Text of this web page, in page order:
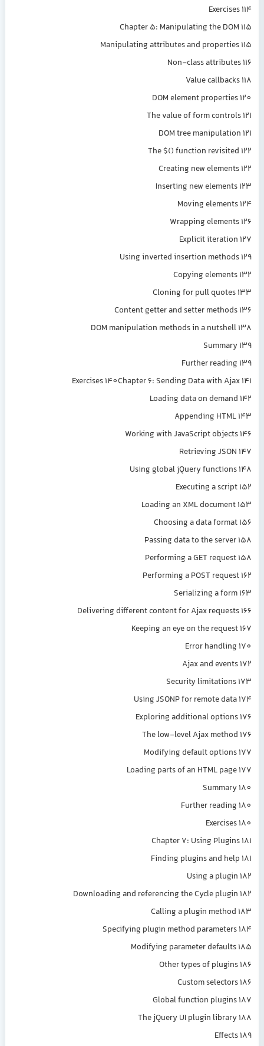
Chapter 5: Manipulating the
Manipulating attributes and
Non-class
Value
DOM element
The value of form
DOM tree
The $() function
Creating new
Inserting new
Moving
Wrapping
Explicit
Using inverted insertion
Copying
Cloning for pull
Content getter and setter
DOM manipulation methods in a
Further
Exercises 140Chapter 6: Sending Data with
Loading data on
Appending
Working with JavaScript
Retrieving
Using global jQuery
Executing a
Loading an XML
Choosing a data
Passing data to the
Performing a GET
Performing a POST
Serializing a
Delivering different content for Ajax
Keeping an eye on the
Error
Ajax and
Security
Using JSONP for remote
Exploring additional
The low-level Ajax
Modifying default
Loading parts of an HTML
Further
Chapter 7: Using
Finding plugins and
Using a
Downloading and referencing the Cycle
Calling a plugin
Specifying plugin method
Modifying parameter
Other types of
Custom
Global function
The jQuery UI plugin